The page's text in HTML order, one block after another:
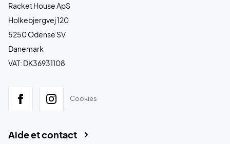
Racket House ApS
Holkebjergvej 120
5250 Odense SV
Danemark
VAT: DK36931108
Cookies
Aide et contact